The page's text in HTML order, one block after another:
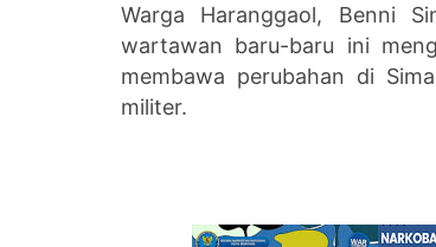
Warga Haranggaol, Benni
wartawan baru-baru ini
membawa perubahan di
militer.